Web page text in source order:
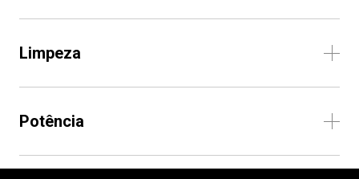
Limpeza
Potência